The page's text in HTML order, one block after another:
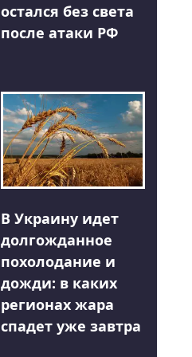
остался без света
после атаки РФ
В Украину идет
долгожданное
похолодание и
дожди: в каких
регионах жара
спадет уже завтра